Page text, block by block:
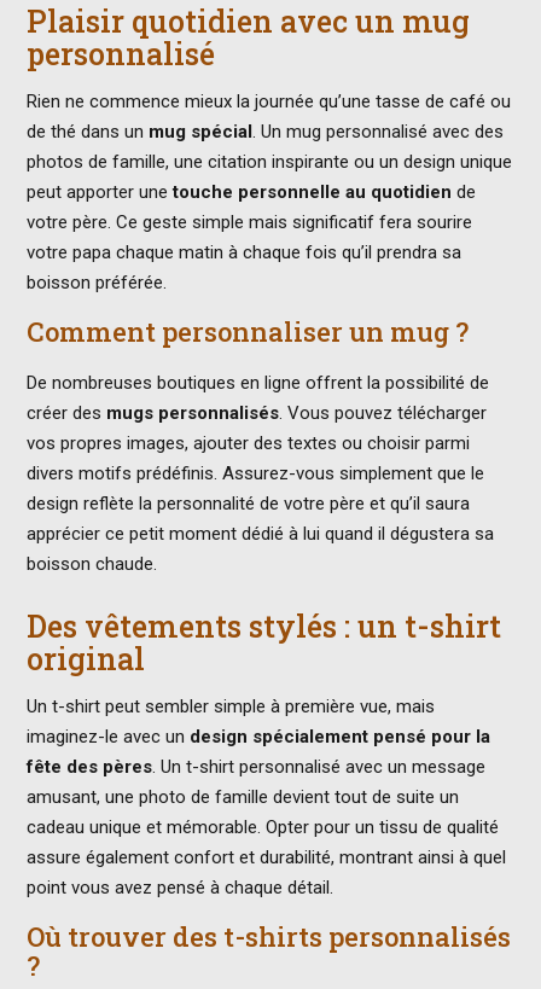
Plaisir quotidien avec un mug
personnalisé
Rien ne commence mieux la journée qu’une tasse de café ou
de thé dans un mug spécial. Un mug personnalisé avec des
photos de famille, une citation inspirante ou un design unique
peut apporter unetouche personnelle au quotidien de
votre père. Ce geste simple mais significatif fera sourire
votre papa chaque matin à chaque fois qu’il prendra sa
boisson préférée.
Comment personnaliser un mug ?
De nombreuses boutiques en ligne offrent la possibilité de
créer des mugs personnalisés. Vous pouvez télécharger
vos propres images, ajouter des textes ou choisir parmi
divers motifs prédéfinis. Assurez-vous simplement que le
design reflète la personnalité de votre père et qu’il saura
apprécier ce petit moment dédié à lui quand il dégustera sa
boisson chaude.
Des vêtements stylés : un t-shirt
original
Un t-shirt peut sembler simple à première vue, mais
imaginez-le avec un design spécialement pensé pour la
fête des pères. Un t-shirt personnalisé avec un message
amusant, une photo de famille devient tout de suite un
cadeau unique et mémorable. Opter pour un tissu de qualité
assure également confort et durabilité, montrant ainsi à quel
point vous avez pensé à chaque détail.
Où trouver des t-shirts personnalisés
?